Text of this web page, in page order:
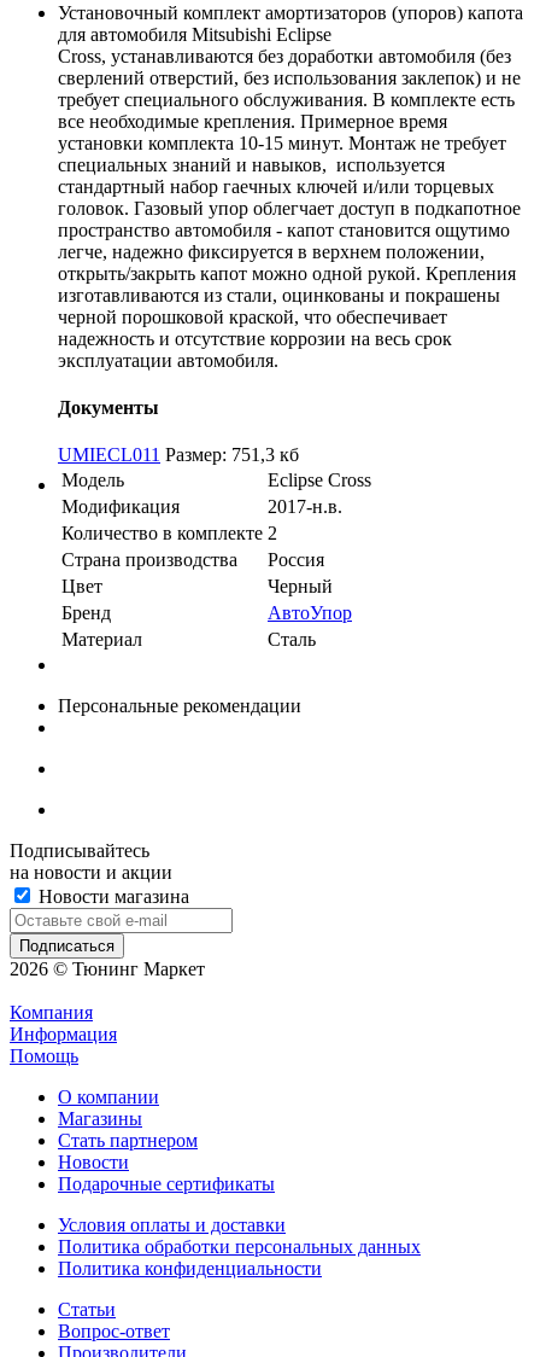
Установочный комплект амортизаторов (упоров) капота
для автомобиля Mitsubishi Eclipse
Cross, устанавливаются без доработки автомобиля (без
сверлений отверстий, без использования заклепок) и не
требует специального обслуживания. В комплекте есть
все необходимые крепления. Примерное время
установки комплекта 10-15 минут. Монтаж не требует
специальных знаний и навыков, используется
стандартный набор гаечных ключей и/или торцевых
головок. Газовый упор облегчает доступ в подкапотное
пространство автомобиля - капот становится ощутимо
легче, надежно фиксируется в верхнем положении,
открыть/закрыть капот можно одной рукой. Крепления
изготавливаются из стали, оцинкованы и покрашены
черной порошковой краской, что обеспечивает
надежность и отсутствие коррозии на весь срок
эксплуатации автомобиля.
Документы
UMIECL011 Размер: 751,3 кб
Модель
Eclipse Cross
Модификация
2017-н.в.
Количество в комплекте 2
Страна производства
Россия
Цвет
Черный
Бренд
АвтоУпор
Материал
Сталь
Персональные рекомендации
Подписывайтесь
на новости и акции
Новости магазина
2026 © Тюнинг Маркет
Компания
Информация
Помощь
О компании
Магазины
Стать партнером
Новости
Подарочные сертификаты
Условия оплаты и доставки
Политика обработки персональных данных
Политика конфиденциальности
Статьи
Вопрос-ответ